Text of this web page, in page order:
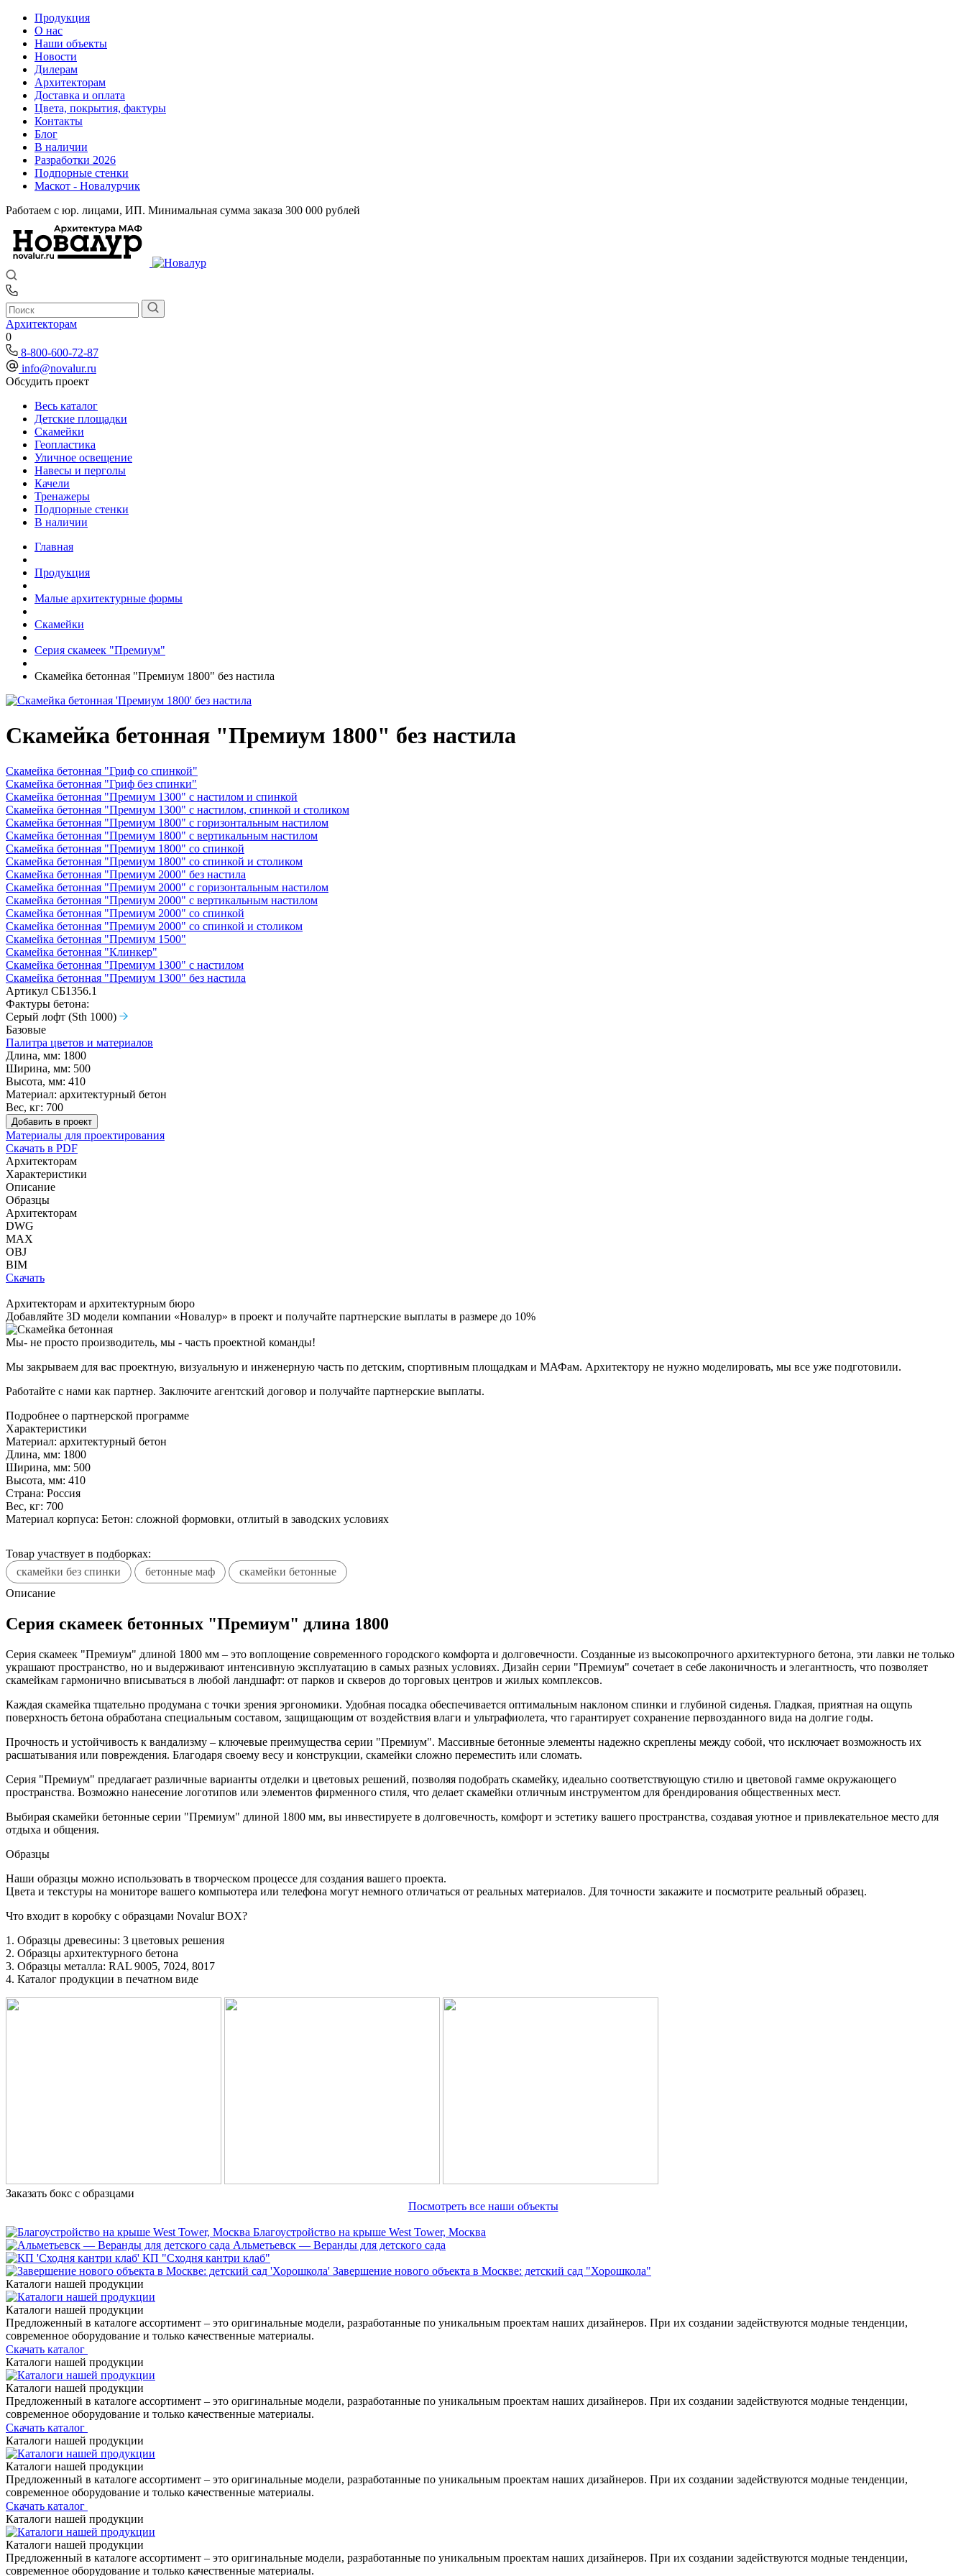
Продукция
О нас
Наши объекты
Новости
Дилерам
Архитекторам
Доставка и оплата
Цвета, покрытия, фактуры
Контакты
Блог
В наличии
Разработки 2026
Подпорные стенки
Маскот - Новалурчик
Работаем с юр. лицами, ИП. Минимальная сумма заказа 300 000 рублей
Архитекторам
0
8-800-600-72-87
info@novalur.ru
Обсудить проект
Весь каталог
Детские площадки
Скамейки
Геопластика
Уличное освещение
Навесы и перголы
Качели
Тренажеры
Подпорные стенки
В наличии
Главная
Продукция
Малые архитектурные формы
Скамейки
Серия скамеек "Премиум"
Скамейка бетонная "Премиум 1800" без настила
Скамейка бетонная "Премиум 1800" без настила
Скамейка бетонная "Гриф со спинкой"
Скамейка бетонная "Гриф без спинки"
Скамейка бетонная "Премиум 1300" с настилом и спинкой
Скамейка бетонная "Премиум 1300" с настилом, спинкой и столиком
Скамейка бетонная "Премиум 1800" с горизонтальным настилом
Скамейка бетонная "Премиум 1800" с вертикальным настилом
Скамейка бетонная "Премиум 1800" со спинкой
Скамейка бетонная "Премиум 1800" со спинкой и столиком
Скамейка бетонная "Премиум 2000" без настила
Скамейка бетонная "Премиум 2000" с горизонтальным настилом
Скамейка бетонная "Премиум 2000" с вертикальным настилом
Скамейка бетонная "Премиум 2000" со спинкой
Скамейка бетонная "Премиум 2000" со спинкой и столиком
Скамейка бетонная "Премиум 1500"
Скамейка бетонная "Клинкер"
Скамейка бетонная "Премиум 1300" с настилом
Скамейка бетонная "Премиум 1300" без настила
Артикул СБ1356.1
Фактуры бетона:
Серый лофт (Sth 1000)
Базовые
Палитра цветов и материалов
Длина, мм: 1800
Ширина, мм: 500
Высота, мм: 410
Материал: архитектурный бетон
Вес, кг: 700
Добавить в проект
Материалы для проектирования
Скачать в PDF
Архитекторам
Характеристики
Описание
Образцы
Архитекторам
DWG
MAX
OBJ
BIM
Скачать
Архитекторам и архитектурным бюро
Добавляйте 3D модели компании «Новалур» в проект и получайте партнерские выплаты в размере до 10%
Мы- не просто производитель, мы - часть проектной команды!
Мы закрываем для вас проектную, визуальную и инженерную часть по детским, спортивным площадкам и МАФам. Архитектору не нужно моделировать, мы все уже подготовили.
Работайте с нами как партнер. Заключите агентский договор и получайте партнерские выплаты.
Подробнее о партнерской программе
Характеристики
Материал: архитектурный бетон
Длина, мм: 1800
Ширина, мм: 500
Высота, мм: 410
Страна: Россия
Вес, кг: 700
Материал корпуса: Бетон: сложной формовки, отлитый в заводских условиях
Товар участвует в подборках:
скамейки без спинки
бетонные маф
скамейки бетонные
Описание
Серия скамеек бетонных "Премиум" длина 1800
Серия скамеек "Премиум" длиной 1800 мм – это воплощение современного городского комфорта и долговечности. Созданные из высокопрочного архитектурного бетона, эти лавки не только
украшают пространство, но и выдерживают интенсивную эксплуатацию в самых разных условиях. Дизайн серии "Премиум" сочетает в себе лаконичность и элегантность, что позволяет
скамейкам гармонично вписываться в любой ландшафт: от парков и скверов до торговых центров и жилых комплексов.
Каждая скамейка тщательно продумана с точки зрения эргономики. Удобная посадка обеспечивается оптимальным наклоном спинки и глубиной сиденья. Гладкая, приятная на ощупь
поверхность бетона обработана специальным составом, защищающим от воздействия влаги и ультрафиолета, что гарантирует сохранение первозданного вида на долгие годы.
Прочность и устойчивость к вандализму – ключевые преимущества серии "Премиум". Массивные бетонные элементы надежно скреплены между собой, что исключает возможность их
расшатывания или повреждения. Благодаря своему весу и конструкции, скамейки сложно переместить или сломать.
Серия "Премиум" предлагает различные варианты отделки и цветовых решений, позволяя подобрать скамейку, идеально соответствующую стилю и цветовой гамме окружающего
пространства. Возможно нанесение логотипов или элементов фирменного стиля, что делает скамейки отличным инструментом для брендирования общественных мест.
Выбирая скамейки бетонные серии "Премиум" длиной 1800 мм, вы инвестируете в долговечность, комфорт и эстетику вашего пространства, создавая уютное и привлекательное место для
отдыха и общения.
Образцы
Наши образцы можно использовать в творческом процессе для создания вашего проекта.
Цвета и текстуры на мониторе вашего компьютера или телефона могут немного отличаться от реальных материалов. Для точности закажите и посмотрите реальный образец.
Что входит в коробку с образцами Novalur BOX?
1. Образцы древесины: 3 цветовых решения
2. Образцы архитектурного бетона
3. Образцы металла: RAL 9005, 7024, 8017
4. Каталог продукции в печатном виде
Заказать бокс с образцами
Посмотреть все наши объекты
Благоустройство на крыше West Tower, Москва
Альметьевск — Веранды для детского сада
КП "Сходня кантри клаб"
Завершение нового объекта в Москве: детский сад "Хорошкола"
Каталоги нашей продукции
Каталоги нашей продукции
Предложенный в каталоге ассортимент – это оригинальные модели, разработанные по уникальным проектам наших дизайнеров. При их создании задействуются модные тенденции,
современное оборудование и только качественные материалы.
Скачать каталог
Каталоги нашей продукции
Каталоги нашей продукции
Предложенный в каталоге ассортимент – это оригинальные модели, разработанные по уникальным проектам наших дизайнеров. При их создании задействуются модные тенденции,
современное оборудование и только качественные материалы.
Скачать каталог
Каталоги нашей продукции
Каталоги нашей продукции
Предложенный в каталоге ассортимент – это оригинальные модели, разработанные по уникальным проектам наших дизайнеров. При их создании задействуются модные тенденции,
современное оборудование и только качественные материалы.
Скачать каталог
Каталоги нашей продукции
Каталоги нашей продукции
Предложенный в каталоге ассортимент – это оригинальные модели, разработанные по уникальным проектам наших дизайнеров. При их создании задействуются модные тенденции,
современное оборудование и только качественные материалы.